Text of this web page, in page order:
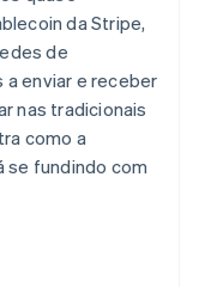
da Stripe,
de
a enviar e receber
nas tradicionais
como a
fundindo com